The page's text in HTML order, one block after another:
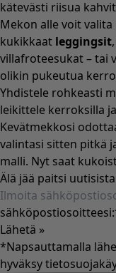
kätevästi riisua
Mekon alle voit
kukikkaat leggingsit
villafroteesukat – tai
olikin pukeutua
Yhdistele rohkeasti
leikittele kerroksilla
Kevätmekkosi
valintasi sitten pitkä
malli. Nyt saat
Älä jää paitsi
sähköpostiosoitteesi:
Lähetä »
*Napsauttamalla
hyväksy